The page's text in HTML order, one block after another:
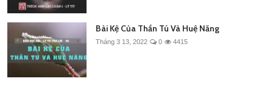
Bài Kệ Của Thần Tú Và Huệ Năng
Tháng 3 13, 2022 0 4415